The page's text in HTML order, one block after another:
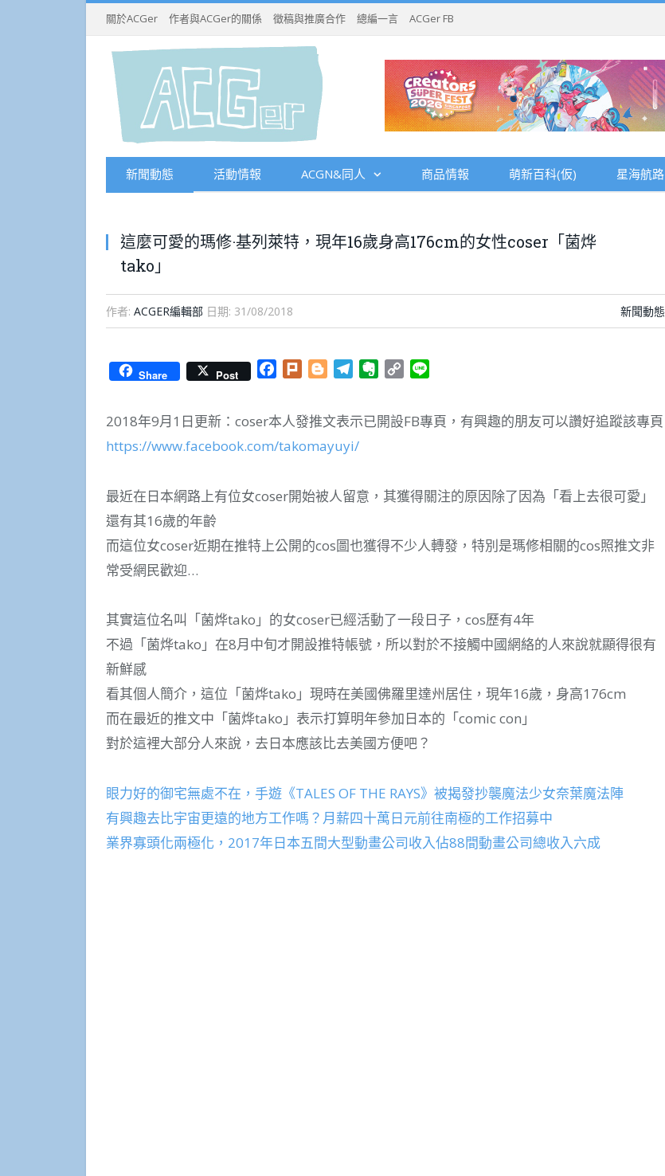
關於ACGer 作者與ACGer的關係 徵稿與推廣合作 總編一言 ACGer FB
新聞動態 活動情報 ACGN&同人 商品情報 萌新百科(仮) 星海航路
這麼可愛的瑪修·基列萊特，現年16歲身高176cm的女性coser「菌烨
tako」
作者: ACGER編輯部 日期: 31/08/2018 新聞動態
Share Post Facebook
Plurk BloggerTelegramEvernote
Copy
2018年9月1日更新：coser本人發推文表示已開設FB專頁，有興趣的朋友可以讚好追蹤該專頁
https://www.facebook.com/takomayuyi/
最近在日本網路上有位女coser開始被人留意，其獲得關注的原因除了因為「看上去很可愛」
還有其16歲的年齡
而這位女coser近期在推特上公開的cos圖也獲得不少人轉發，特別是瑪修相關的cos照推文非
常受網民歡迎…
其實這位名叫「菌烨tako」的女coser已經活動了一段日子，cos歷有4年
不過「菌烨tako」在8月中旬才開設推特帳號，所以對於不接觸中國網絡的人來說就顯得很有
新鮮感
看其個人簡介，這位「菌烨tako」現時在美國佛羅里達州居住，現年16歲，身高176cm
而在最近的推文中「菌烨tako」表示打算明年參加日本的「comic con」
對於這裡大部分人來說，去日本應該比去美國方便吧？
眼力好的御宅無處不在，手遊《TALES OF THE RAYS》被揭發抄襲魔法少女奈葉魔法陣
有興趣去比宇宙更遠的地方工作嗎？月薪四十萬日元前往南極的工作招募中
業界寡頭化兩極化，2017年日本五間大型動畫公司收入佔88間動畫公司總收入六成